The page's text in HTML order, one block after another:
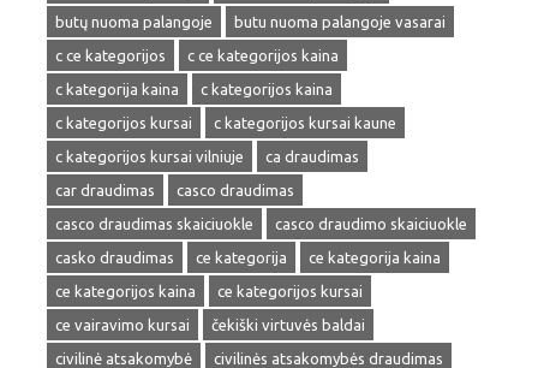
butų nuoma palangoje
butu nuoma palangoje vasarai
c ce kategorijos
c ce kategorijos kaina
c kategorija kaina
c kategorijos kaina
c kategorijos kursai
c kategorijos kursai kaune
c kategorijos kursai vilniuje
ca draudimas
car draudimas
casco draudimas
casco draudimas skaiciuokle
casco draudimo skaiciuokle
casko draudimas
ce kategorija
ce kategorija kaina
ce kategorijos kaina
ce kategorijos kursai
ce vairavimo kursai
čekiški virtuvės baldai
civilinė atsakomybė
civilinės atsakomybės draudimas